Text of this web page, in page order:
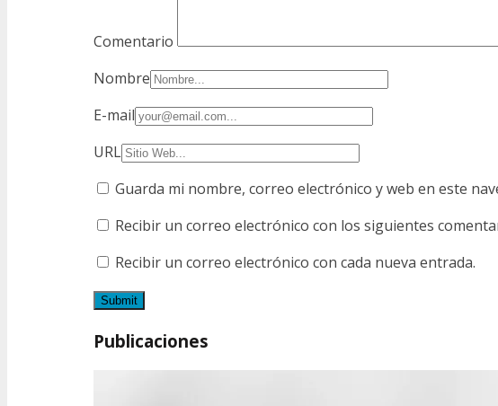
Comentario
Nombre
E-mail
URL
Guarda mi nombre, correo electrónico y web en este
Recibir un correo electrónico con los siguientes
Recibir un correo electrónico con cada nueva entrada.
Publicaciones